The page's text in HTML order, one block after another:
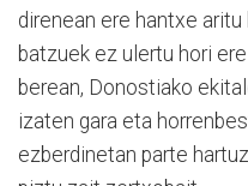
direnean ere hantxe
batzuek ez ulertu hori
berean, Donostiako
izaten gara eta
ezberdinetan parte